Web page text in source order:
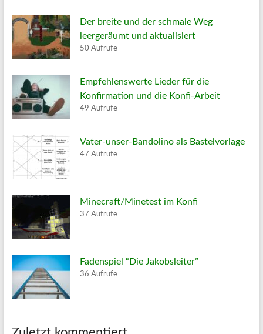
Der breite und der schmale Weg
leergeräumt und aktualisiert
50 Aufrufe
Empfehlenswerte Lieder für die
Konfirmation und die Konfi-Arbeit
49 Aufrufe
Vater-unser-Bandolino als Bastelvorlage
47 Aufrufe
Minecraft/Minetest im Konfi
37 Aufrufe
Fadenspiel “Die Jakobsleiter”
36 Aufrufe